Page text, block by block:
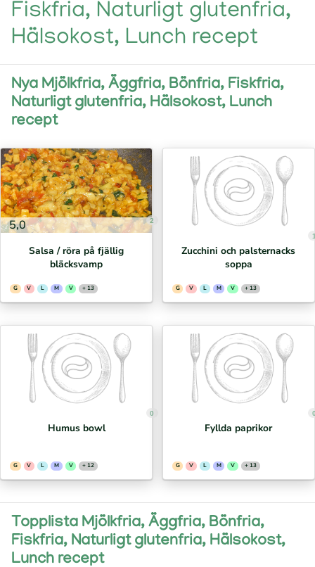
Fiskfria, Naturligt glutenfria,
Hälsokost, Lunch recept
Nya Mjölkfria, Äggfria, Bönfria, Fiskfria,
Naturligt glutenfria, Hälsokost, Lunch
recept
5,0 2
Salsa / röra på fjällig
bläcksvamp
G V L M V + 13
Zucchini och palsternacks
soppa
G V L M V + 13
0
Humus bowl
G V L M V + 12
Fyllda paprikor
G V L M V + 13
Topplista Mjölkfria, Äggfria, Bönfria,
Fiskfria, Naturligt glutenfria, Hälsokost,
Lunch recept